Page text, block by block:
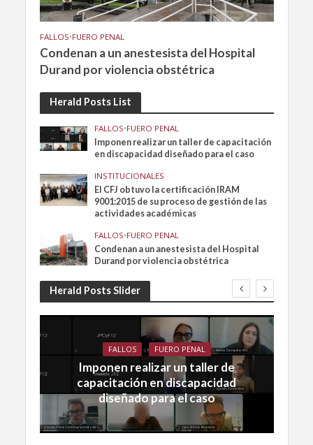
FALLOS•FUERO PENAL
Condenan a un anestesista del Hospital
Durand por violencia obstétrica
Herald Posts List
FALLOS•FUERO PENAL
Imponen realizar un taller de capacitación
en discapacidad diseñado para el caso
INSTITUCIONALES
El CFJ obtuvo la certificación IRAM
9001:2015 de su proceso de gestión de las
actividades académicas
FALLOS•FUERO PENAL
Condenan a un anestesista del Hospital
Durand por violencia obstétrica
Herald Posts Slider
FALLOS FUERO PENAL
Imponen realizar un taller de
capacitación en discapacidad
diseñado para el caso